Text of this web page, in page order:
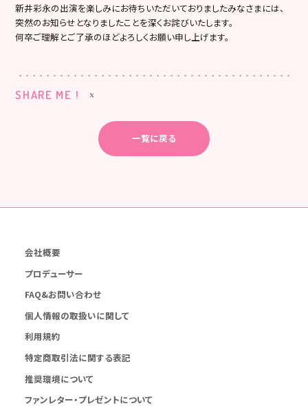
新井彩永の出演を楽しみにお待ちいただいておりましたみなさまには、
突然のお知らせとなりましたことを深くお詫びいたします。
何卒ご理解とご了承のほどよろしくお願い申し上げます。
SHARE ME !
一覧に戻る
会社概要
プロデューサー
FAQ&お問い合わせ
個人情報の取扱いに関して
利用規約
特定商取引法に関する表記
推奨環境について
ファンレター・プレゼントについて